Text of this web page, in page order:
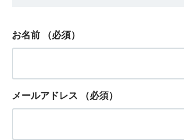
お名前 （必須）
メールアドレス （必須）